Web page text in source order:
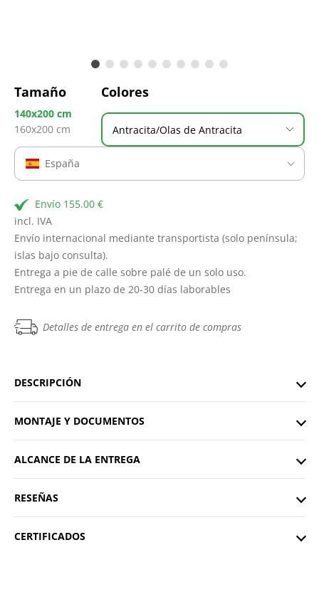
Tamaño
140x200 cm
160x200 cm
Colores
Antracita/Olas de Antracita
España
Envío 155.00 €
incl. IVA
Envío internacional mediante transportista (solo península;
islas bajo consulta).
Entrega a pie de calle sobre palé de un solo uso.
Entrega en un plazo de 20-30 días laborables
Detalles de entrega en el carrito de compras
DESCRIPCIÓN
MONTAJE Y DOCUMENTOS
ALCANCE DE LA ENTREGA
RESEÑAS
CERTIFICADOS